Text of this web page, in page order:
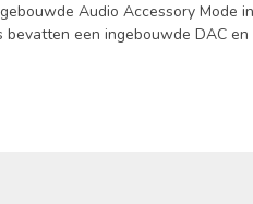
Audio Accessory
een ingebouwde DAC